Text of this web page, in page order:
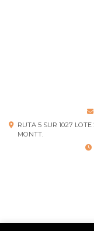
RUTA 5 SUR 1027
MONTT.